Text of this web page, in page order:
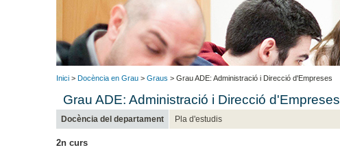
Inici > Docència en Grau > Graus > Grau ADE: Administració i Direcció d'Empreses
Grau ADE: Administració i Direcció d'Empreses
Docència del departament Pla d'estudis
2n curs